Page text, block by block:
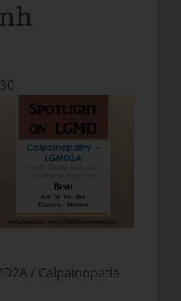
/ Calpainopatia